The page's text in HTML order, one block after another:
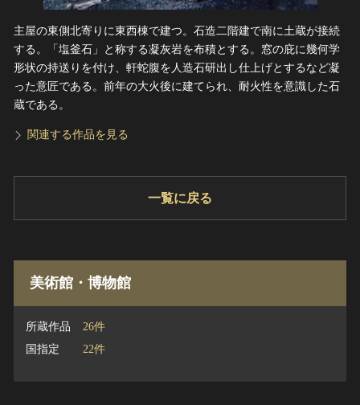
主屋の東側北寄りに東西棟で建つ。石造二階建で南に土蔵が接続
する。「塩釜石」と称する凝灰岩を布積とする。窓の庇に幾何学
形状の持送りを付け、軒蛇腹を人造石研出し仕上げとするなど凝
った意匠である。前年の大火後に建てられ、耐火性を意識した石
蔵である。
関連する作品を見る
一覧に戻る
美術館・博物館
所蔵作品
26件
国指定
22件